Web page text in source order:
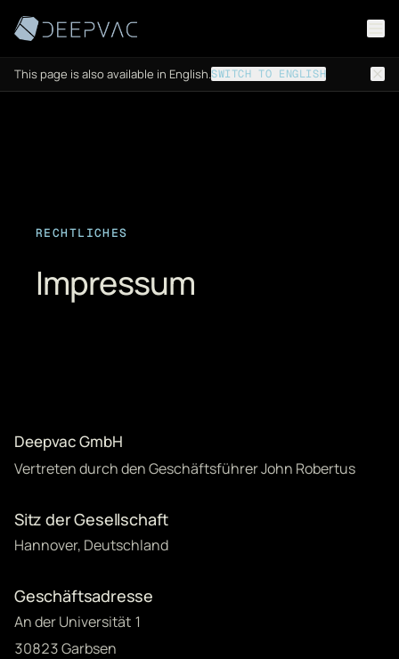
This page is also available in English.SWITCH TO ENGLISH
RECHTLICHES
Impressum
Deepvac GmbH
Vertreten durch den Geschäftsführer John Robertus
Sitz der Gesellschaft
Hannover, Deutschland
Geschäftsadresse
An der Universität 1
30823 Garbsen